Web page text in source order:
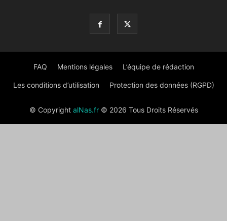
FAQ Mentions légales L’équipe de rédaction
Les conditions d’utilisation Protection des données (RGPD)
© Copyright alNas.fr© 2026 Tous Droits Réservés